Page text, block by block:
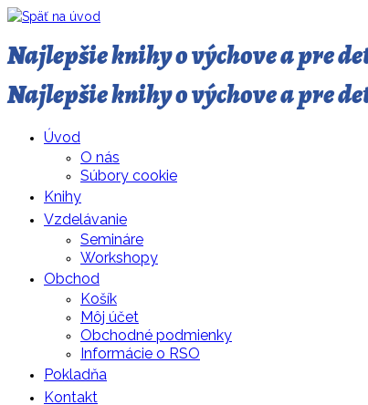
Najlepšie knihy o výchove a pre
Najlepšie knihy o výchove a pre
Úvod
O nás
Súbory cookie
Knihy
Vzdelávanie
Semináre
Workshopy
Obchod
Košík
Môj účet
Obchodné podmienky
Informácie o RSO
Pokladňa
Kontakt